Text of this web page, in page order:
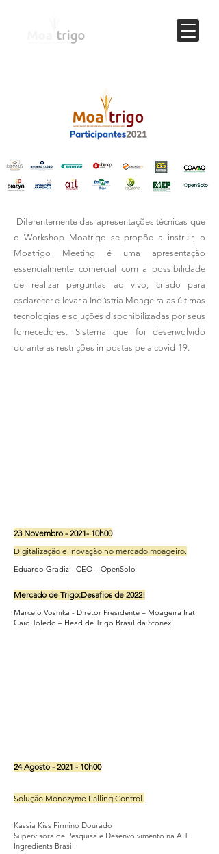
Diferentemente das apresentações técnicas que
o Workshop Moatrigo se propõe a instruir, o
Moatrigo Meeting é uma apresentação
essencialmente comercial com a possibilidade
de realizar perguntas ao vivo, criado para
esclarecer e levar a Indústria Moageira as últimas
tecnologias e soluções disponibilizadas por seus
fornecedores. Sistema que foi desenvolvido
durante as restrições impostas pela covid-19.
23 Novembro - 2021- 10h00
Digitalização e inovação no mercado moageiro.
Eduardo Gradiz - CEO – OpenSolo
Mercado de Trigo:Desafios de 2022!
Marcelo Vosnika - Diretor Presidente – Moageira Irati
Caio Toledo – Head de Trigo Brasil da Stonex
24 Agosto - 2021 - 10h00
Solução Monozyme Falling Control.
Kassia Kiss Firmino Dourado
Supervisora de Pesquisa e Desenvolvimento na AIT
Ingredients Brasil.